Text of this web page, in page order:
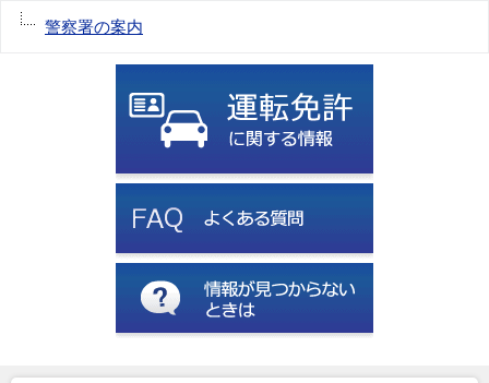
警察署の案内